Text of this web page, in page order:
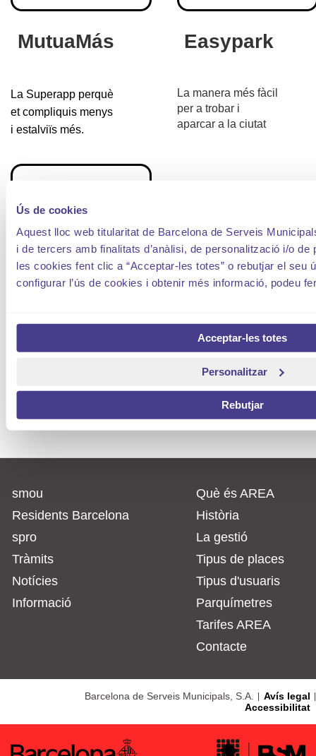
Ús de cookies
Aquest lloc web titularitat de Barcelona de Serveis
i de tercers amb finalitats d’anàlisi, de personalització i/o
les cookies fent clic a “Acceptar-les totes” o rebutjar el seu
configurar l’ús de cookies i obtenir més informació, podeu
Acceptar-les totes
Personalitzar
Rebutjar
MutuaMás Easypark
La Superapp perquè
et compliquis menys
i estalviïs més.
La manera més fàcil
per a trobar i
aparcar a la ciutat
Pàrquings i parquímetres
smou
Residents Barcelona
spro
Tràmits
Notícies
Informació
Què és AREA
Història
La gestió
Tipus de places
Tipus d'usuaris
Parquímetres
Tarifes AREA
Contacte
Barcelona de Serveis Municipals, S.A.
Avís legal
Accessibilitat